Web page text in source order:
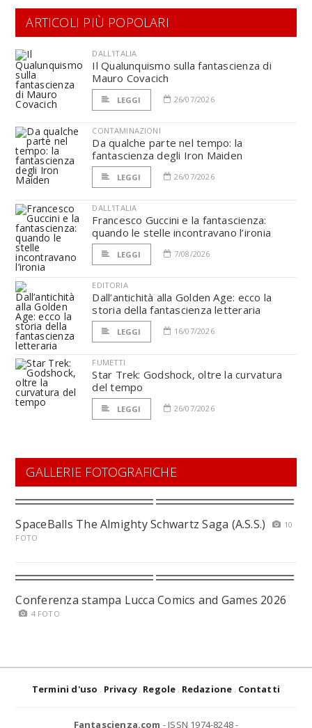
ARTICOLI PIÙ POPOLARI
DALL'ITALIA
Il Qualunquismo sulla fantascienza di
Mauro Covacich
LEGGI 26/07/2026
CONTAMINAZIONI
Da qualche parte nel tempo: la
fantascienza degli Iron Maiden
LEGGI 26/07/2026
DALL'ITALIA
Francesco Guccini e la fantascienza:
quando le stelle incontravano l’ironia
LEGGI 7/08/2026
EDITORIA
Dall’antichità alla Golden Age: ecco la
storia della fantascienza letteraria
LEGGI 16/07/2026
FUMETTI
Star Trek: Godshock, oltre la curvatura
del tempo
LEGGI 26/07/2026
GALLERIE FOTOGRAFICHE
SpaceBalls The Almighty Schwartz Saga (A.S.S.)
10
FOTO
Conferenza stampa Lucca Comics and Games 2026
4 FOTO
Termini d'uso Privacy Regole Redazione Contatti
Fantascienza.com - ISSN 1974-8248 -